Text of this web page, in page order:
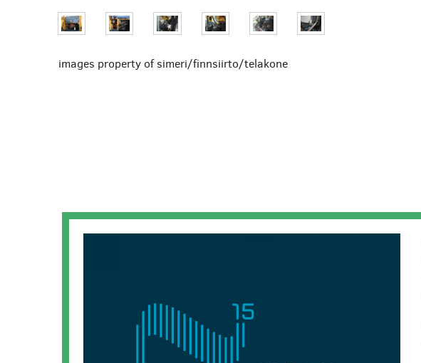
images property of simeri/finnsiirto/telakone